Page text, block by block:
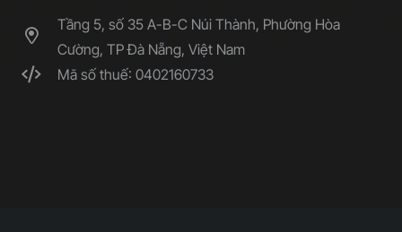
Tầng 5, số 35 A-B-C Núi Thành, Phường Hòa
Cường, TP Đà Nẵng, Việt Nam
Mã số thuế: 0402160733